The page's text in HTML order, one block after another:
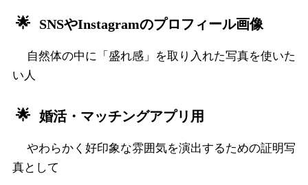
SNSやInstagramのプロフィール画像
自然体の中に「盛れ感」を取り入れた写真を使いた
い人
婚活・マッチングアプリ用
やわらかく好印象な雰囲気を演出するための証明写
真として